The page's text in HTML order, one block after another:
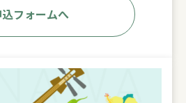
フォームへ